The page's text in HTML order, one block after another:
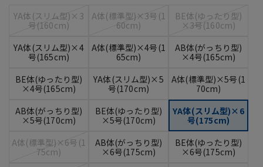
YA体(スリム型)×3
号(160cm)
A体(標準型)×3号(1
60cm)
BE体(ゆったり型)
×3号(160cm)
YA体(スリム型)×4
号(165cm)
A体(標準型)×4号(1
65cm)
AB体(がっちり型)
×4号(165cm)
BE体(ゆったり型)
×4号(165cm)
YA体(スリム型)×5
号(170cm)
A体(標準型)×5号(1
70cm)
AB体(がっちり型)
×5号(170cm)
BE体(ゆったり型)
×5号(170cm)
YA体(スリム型)×6
号(175cm)
A体(標準型)×6号(1
75cm)
AB体(がっちり型)
×6号(175cm)
BE体(ゆったり型)
×6号(175cm)